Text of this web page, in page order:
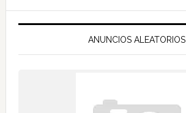
ANUNCIOS ALEATORIOS